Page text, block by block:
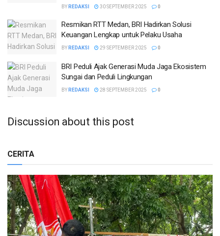
BY REDAKSI 30 SEPTEMBER 2025 0
Resmikan RTT Medan, BRI Hadirkan Solusi
Keuangan Lengkap untuk Pelaku Usaha
BY REDAKSI 29 SEPTEMBER 2025 0
BRI Peduli Ajak Generasi Muda Jaga Ekosistem
Sungai dan Peduli Lingkungan
BY REDAKSI 28 SEPTEMBER 2025 0
Discussion about this post
CERITA